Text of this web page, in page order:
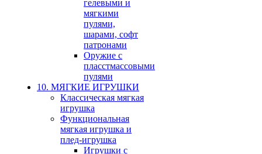
гелевыми и
мягкими
пулями,
шарами, софт
патронами
Оружие с
пласстмассовыми
пулями
10. МЯГКИЕ ИГРУШКИ
Классическая мягкая
игрушка
Функциональная
мягкая игрушка и
плед-игрушка
Игрушки с